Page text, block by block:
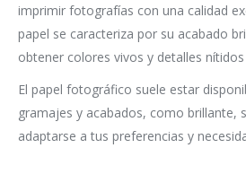
imprimir fotografías con una calidad
papel se caracteriza por su acabado
obtener colores vivos y detalles
El papel fotográfico suele estar
gramajes y acabados, como brillante,
adaptarse a tus preferencias y